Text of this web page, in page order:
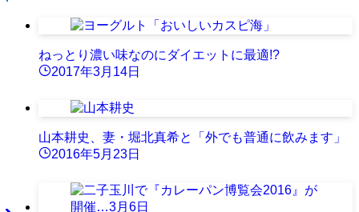
ねっとり濃い味なのにダイエットに最適!?
2017年3月14日
山本耕史、妻・堀北真希と「外でも普通に飲みます」
2016年5月23日